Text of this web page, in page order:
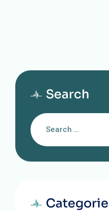
Search
Categorie